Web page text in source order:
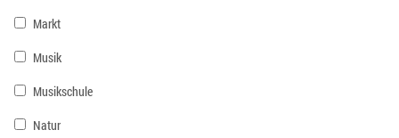
Markt
Musik
Musikschule
Natur